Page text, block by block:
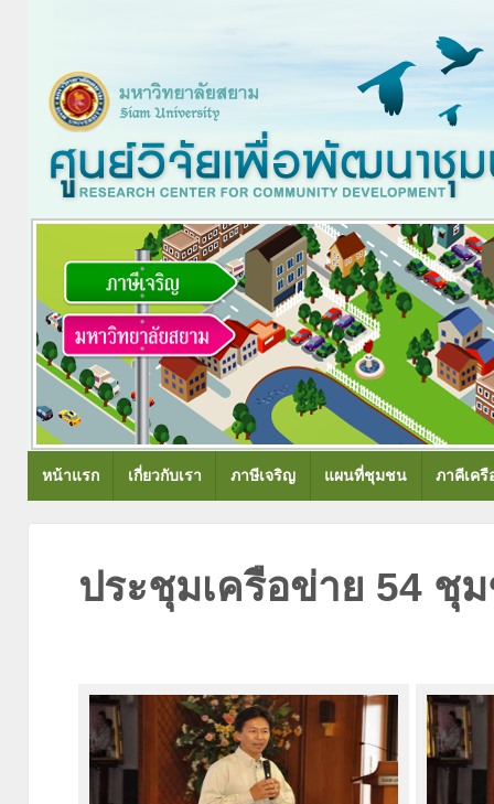
หน้าแรก เกี่ยวกับเรา ภาษีเจริญ แผนที่ชุมชน ภาคีเครื
ประชุมเครือข่าย 54 ชุ